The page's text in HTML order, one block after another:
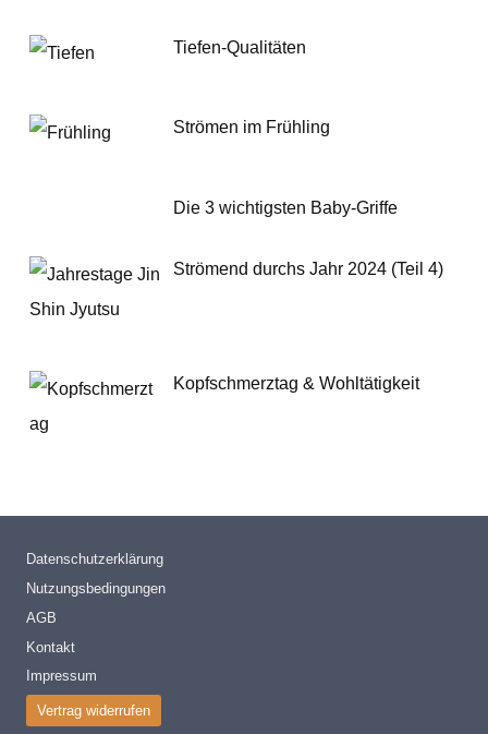
Tiefen-Qualitäten
Strömen im Frühling
Die 3 wichtigsten Baby-Griffe
Strömend durchs Jahr 2024 (Teil 4)
Kopfschmerztag & Wohltätigkeit
Datenschutzerklärung
Nutzungsbedingungen
AGB
Kontakt
Impressum
Vertrag widerrufen